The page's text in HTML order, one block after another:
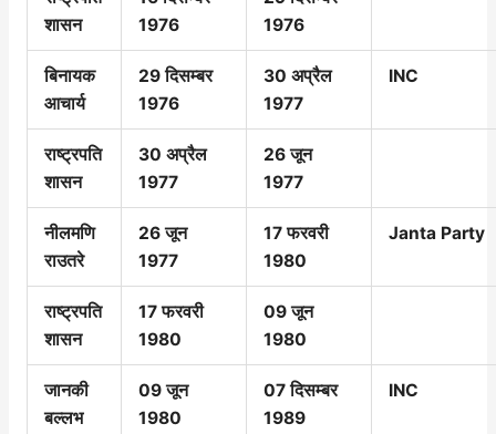
शासन
1976
1976
बिनायक
आचार्य
29 दिसम्बर
1976
30 अप्रैल
1977
INC
राष्ट्रपति
शासन
30 अप्रैल
1977
26 जून
1977
नीलमणि
राउतरे
26 जून
1977
17 फरवरी
1980
Janta Party
राष्ट्रपति
शासन
17 फरवरी
1980
09 जून
1980
जानकी
बल्लभ
09 जून
1980
07 दिसम्बर
1989
INC